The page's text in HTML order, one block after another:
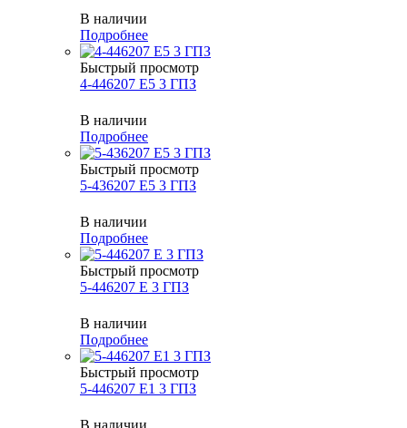
В наличии
Подробнее
Быстрый просмотр
4-446207 Е5 3 ГПЗ
В наличии
Подробнее
Быстрый просмотр
5-436207 Е5 3 ГПЗ
В наличии
Подробнее
Быстрый просмотр
5-446207 E 3 ГПЗ
В наличии
Подробнее
Быстрый просмотр
5-446207 Е1 3 ГПЗ